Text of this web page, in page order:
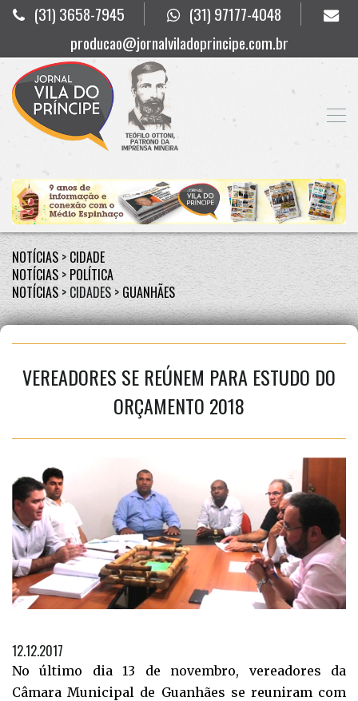
(31) 3658-7945
(31) 97177-4048
producao@jornalviladoprincipe.com.br
NOTÍCIAS > CIDADE
NOTÍCIAS >POLÍTICA
NOTÍCIAS> CIDADES >GUANHÃES
VEREADORES SE REÚNEM PARA ESTUDO DO
ORÇAMENTO 2018
12.12.2017
No último dia 13 de novembro, vereadores da
Câmara Municipal de Guanhães se reuniram com